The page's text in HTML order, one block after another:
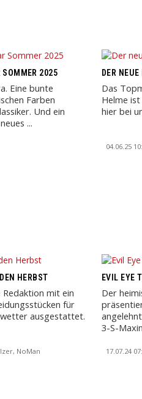
SOMMER 2025
Eine bunte
Farben
Und ein
...
DER
Das
Helme
hier bei
04.06.25
HERBST
mit ein
für
ausgestattet.
NoMan
EVIL EYE
Der
3-S-
17.07.24